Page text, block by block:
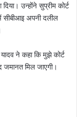
उन्होंने सुप्रीम कोर्ट
सीबीआइ अपनी दलील
ने कहा कि मुझे कोर्ट
जमानत मिल जाएगी।